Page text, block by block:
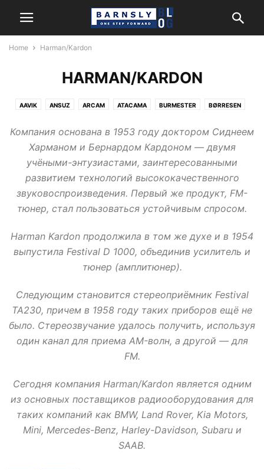
Home Harman/Kardon
HARMAN/KARDON
AAVIK ANSUZ ARCAM ATACAMA BURMESTER BØRRESEN
KANTO AUDIO LEXICON MARK LEVINSON MATRIX AUDIO
MONITOR AUDIO NEWTEC NORDOST POWERGRIP REL REVEL
ROKSAN SYSTEM AUDIO
Компания основана в 1953 году доктором Сиднеем
Харманом и Бернардом Кардоном — двумя
учёными-энтузиастами, заинтересованными
развитием технологий высококачественного
звуковоспроизведения. Первый же продукт, FM-
тюнер, стал пользоваться устойчивым спросом.
Harman Kardon продолжила в том же духе и в 1954
выпустила Festival D 1000, объединив усилитель и
тюнер (амплитюнер).
Следующим становится стереоприёмник Festival
TA230, причем в 1958 году таких приборов ещё не
было. Стереозвучание удалось получить, используя
один канал для приема AM-волн, а другой — для
FM.
Сегодня компания Harman/Kardon является одним
из основных поставщиков радиооборудования для
таких компаний как BMW, Land Rover, Kia Motors,
Mini, Mercedes-Benz, Harley-Davidson, Subaru и
SAAB.